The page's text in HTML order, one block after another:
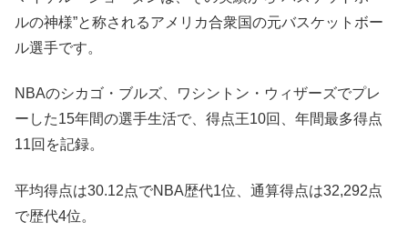
ルの神様”と称されるアメリカ合衆国の元バスケットボー
ル選手です。
NBAのシカゴ・ブルズ、ワシントン・ウィザーズでプレ
ーした15年間の選手生活で、得点王10回、年間最多得点
11回を記録。
平均得点は30.12点でNBA歴代1位、通算得点は32,292点
で歴代4位。